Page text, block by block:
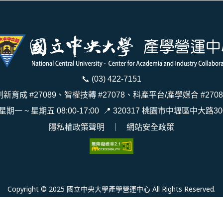
📞 (03) 422-7151
新育成 #27089、智權技轉 #27078、科產平台/產學媒合
期一 ~ 星期五 08:00-17:00
📍 320317 桃園市中壢區中大路
隱私權政策聲明
網站安全政策
Copyright © 2025 國立中央大學產學營運中心 All Rights Reserved.